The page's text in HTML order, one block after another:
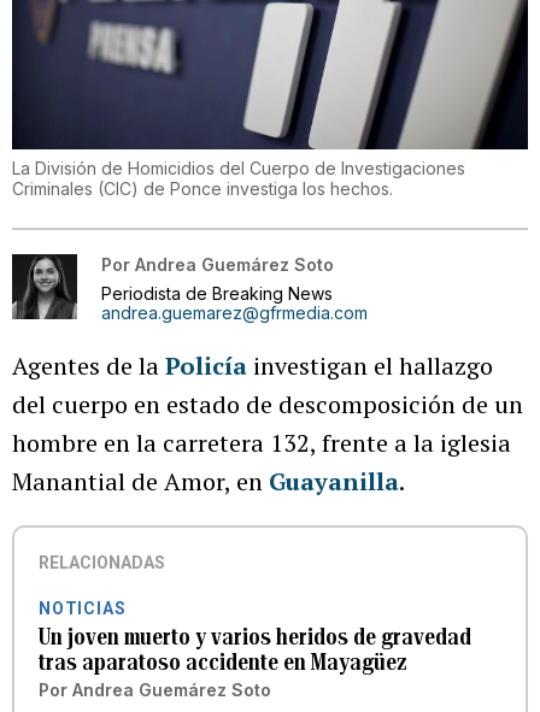
La División de Homicidios del Cuerpo de Investigaciones
Criminales (CIC) de Ponce investiga los hechos.
Por Andrea Guemárez Soto
Periodista de Breaking News
andrea.guemarez@gfrmedia.com
Agentes de laPolicía investigan el hallazgo
del cuerpo en estado de descomposición de un
hombre en la carretera 132, frente a la iglesia
Manantial de Amor, en Guayanilla.
RELACIONADAS
NOTICIAS
Un joven muerto y varios heridos de gravedad
tras aparatoso accidente en Mayagüez
Por Andrea Guemárez Soto